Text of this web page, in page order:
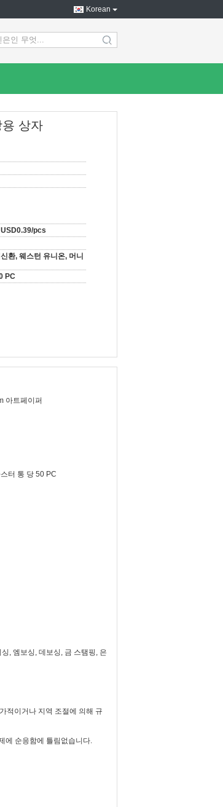
Korean
search
상자
pcs
환, 웨스턴 유니온, 머니
PC
아트페이퍼
터 통 당 50 PC
, 엠보싱, 데보싱, 금 스탬핑, 은
적이거나 지역 조절에 의해 규
에 순응함에 틀림없습니다.